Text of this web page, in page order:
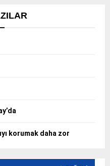
korumak daha zor